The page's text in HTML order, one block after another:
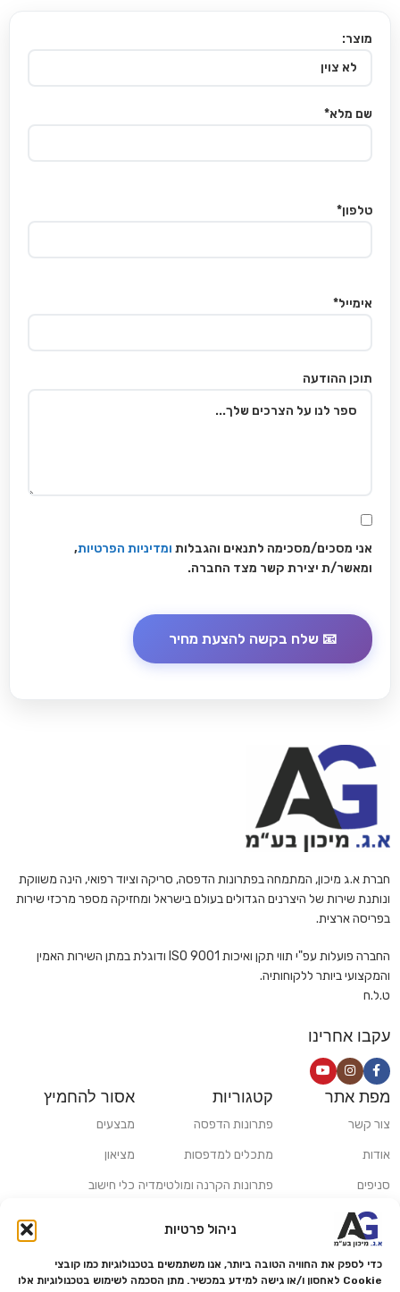
ניהול פרטיות
כדי לספק את החוויה הטובה ביותר, אנו משתמשים בטכנולוגיות כמו קובצי
Cookie לאחסון ו/או גישה למידע במכשיר. מתן הסכמה לשימוש בטכנולוגיות אלו
מוצר:
שם מלא*
טלפון*
אימייל*
תוכן ההודעה
אני מסכים/מסכימה לתנאים והגבלות ומדיניות הפרטיות,
ומאשר/ת יצירת קשר מצד החברה.
חברת א.ג מיכון, המתמחה בפתרונות הדפסה, סריקה וציוד רפואי, הינה משווקת
ונותנת שירות של היצרנים הגדולים בעולם בישראל ומחזיקה מספר מרכזי שירות
בפריסה ארצית.
החברה פועלות עפ"י תווי תקן ואיכות ISO 9001 ודוגלת במתן השירות האמין
והמקצועי ביותר ללקוחותיה.
ט.ל.ח
עקבו אחרינו
מפת אתר
צור קשר
אודות
סניפים
משלוחים ואיסוף עצמי
מדריכים ומאמרים
מותגים
קטגוריות
פתרונות הדפסה
מתכלים למדפסות
פתרונות הקרנה ומולטימדיה
פתרונות למגזר הרפואי
אסור להחמיץ
מבצעים
מציאון
כלי חישוב